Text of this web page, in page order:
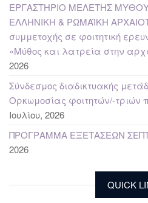
ΕΡΓΑΣΤΗΡΙΟ ΜΕΛΕΤΗΣ
ΕΛΛΗΝΙΚΗ & ΡΩΜΑΪΚΗ
συμμετοχής σε φοιτητική
«Μύθος και λατρεία στην
2026
Σύνδεσμος διαδικτυακής
Ορκωμοσίας φοιτητών/-τριών
Ιουλίου, 2026
ΠΡΟΓΡΑΜΜΑ ΕΞΕΤΑΣΕΩΝ
2026
QUICK